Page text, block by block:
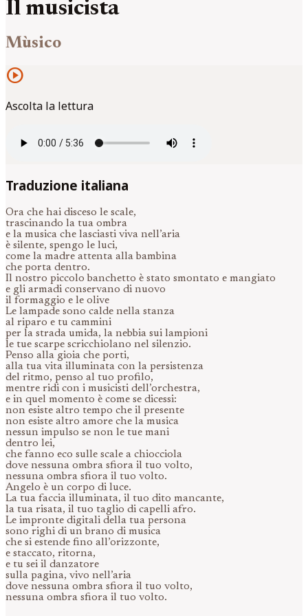
Il musicista
Mùsico
play_circle
Ascolta la lettura
Traduzione italiana
Ora che hai disceso le scale,
trascinando la tua ombra
e la musica che lasciasti viva nell’aria
è silente, spengo le luci,
come la madre attenta alla bambina
che porta dentro.
Il nostro piccolo banchetto è stato smontato e mangiato
e gli armadi conservano di nuovo
il formaggio e le olive
Le lampade sono calde nella stanza
al riparo e tu cammini
per la strada umida, la nebbia sui lampioni
le tue scarpe scricchiolano nel silenzio.
Penso alla gioia che porti,
alla tua vita illuminata con la persistenza
del ritmo, penso al tuo profilo,
mentre ridi con i musicisti dell’orchestra,
e in quel momento è come se dicessi:
non esiste altro tempo che il presente
non esiste altro amore che la musica
nessun impulso se non le tue mani
dentro lei,
che fanno eco sulle scale a chiocciola
dove nessuna ombra sfiora il tuo volto,
nessuna ombra sfiora il tuo volto.
Angelo è un corpo di luce.
La tua faccia illuminata, il tuo dito mancante,
la tua risata, il tuo taglio di capelli afro.
Le impronte digitali della tua persona
sono righi di un brano di musica
che si estende fino all’orizzonte,
e staccato, ritorna,
e tu sei il danzatore
sulla pagina, vivo nell’aria
dove nessuna ombra sfiora il tuo volto,
nessuna ombra sfiora il tuo volto.